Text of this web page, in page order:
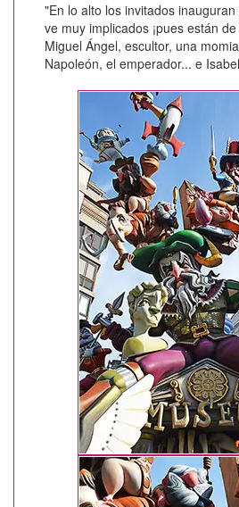
"En lo alto los invitados
ve muy implicados ¡pues están
Miguel Ángel, escultor, una
Napoleón, el emperador... e